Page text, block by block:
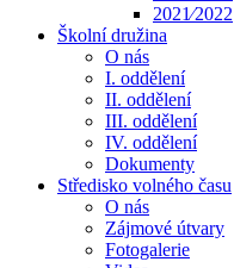
2021⁄2022
Školní družina
O nás
I. oddělení
II. oddělení
III. oddělení
IV. oddělení
Dokumenty
Středisko volného času
O nás
Zájmové útvary
Fotogalerie